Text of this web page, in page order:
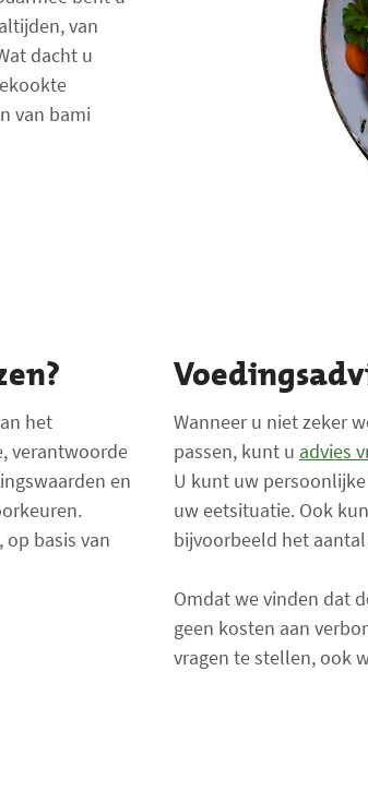
van
dacht u
van bami
het
verantwoorde
en
basis van
Wanneer u niet zeker
passen, kunt u advies
U kunt uw
uw eetsituatie. Ook
bijvoorbeeld het
Omdat we vinden dat
geen kosten aan
vragen te stellen, ook